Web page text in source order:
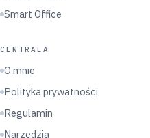
Smart Office
CENTRALA
O mnie
Polityka prywatności
Regulamin
Narzędzia